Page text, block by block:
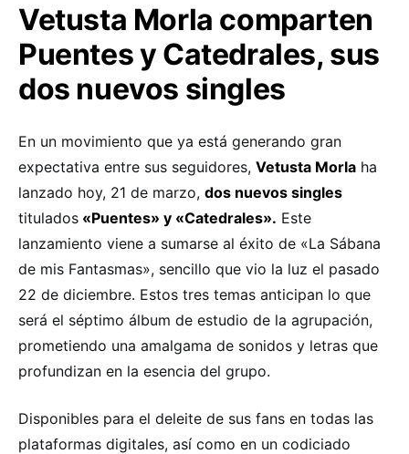
Vetusta Morla comparten
Puentes y Catedrales, sus
dos nuevos singles
En un movimiento que ya está generando gran
expectativa entre sus seguidores, Vetusta Morla ha
lanzado hoy, 21 de marzo, dos nuevos singles
titulados «Puentes» y «Catedrales». Este
lanzamiento viene a sumarse al éxito de «La Sábana
de mis Fantasmas», sencillo que vio la luz el pasado
22 de diciembre. Estos tres temas anticipan lo que
será el séptimo álbum de estudio de la agrupación,
prometiendo una amalgama de sonidos y letras que
profundizan en la esencia del grupo.
Disponibles para el deleite de sus fans en todas las
plataformas digitales, así como en un codiciado